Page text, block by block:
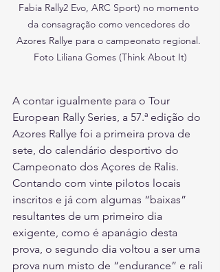
Fabia Rally2 Evo, ARC Sport) no momento
da consagração como vencedores do
Azores Rallye para o campeonato regional.
Foto Liliana Gomes (Think About It)
A contar igualmente para o Tour
European Rally Series, a 57.ª edição do
Azores Rallye foi a primeira prova de
sete, do calendário desportivo do
Campeonato dos Açores de Ralis.
Contando com vinte pilotos locais
inscritos e já com algumas “baixas”
resultantes de um primeiro dia
exigente, como é apanágio desta
prova, o segundo dia voltou a ser uma
prova num misto de “endurance” e rali